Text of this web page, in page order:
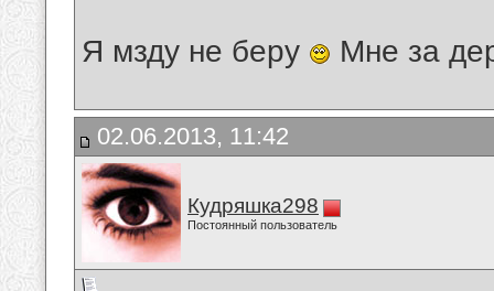
Я мзду не беру Мне за
02.06.2013, 11:42
Кудряшка298
Постоянный пользователь